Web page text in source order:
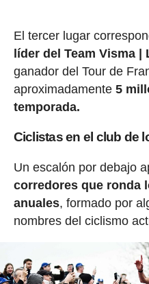
El tercer lugar
líder del Team Visma |
ganador del Tour de
aproximadamente 5
temporada.
Ciclistas en el club de
Un escalón por debajo
corredores que ronda
anuales, formado por
nombres del ciclismo